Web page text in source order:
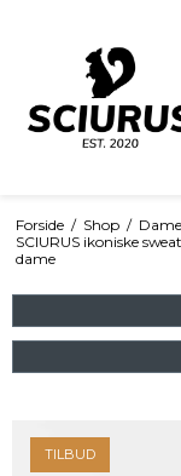
Forside / Shop / Dame
SCIURUS ikoniske
dame
TILBUD